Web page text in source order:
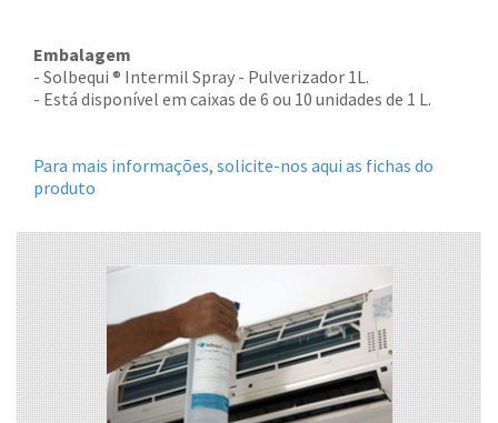
Embalagem
- Solbequi ® Intermil Spray - Pulverizador 1L.
- Está disponível em caixas de 6 ou 10 unidades de 1 L.
Para mais informações, solicite-nos aqui as fichas do
produto